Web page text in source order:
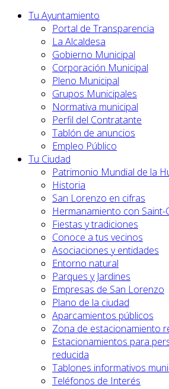
Tu Ayuntamiento
Portal de Transparencia
La Alcaldesa
Gobierno Municipal
Corporación Municipal
Pleno Municipal
Grupos Municipales
Normativa municipal
Perfil del Contratante
Tablón de anuncios
Empleo Público
Tu Ciudad
Patrimonio Mundial de la
Historia
San Lorenzo en cifras
Hermanamiento con Saint-
Fiestas y tradiciones
Conoce a tus vecinos
Asociaciones y entidades
Entorno natural
Parques y Jardines
Empresas de San Lorenzo
Plano de la ciudad
Aparcamientos públicos
Zona de estacionamiento
Estacionamientos para
reducida
Tablones informativos
Teléfonos de Interés